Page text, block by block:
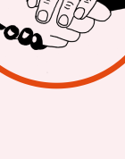
Pranger
Ihre
Jahre
Boys von